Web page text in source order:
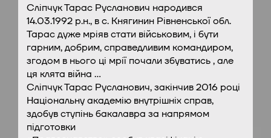
Сліпчук Тарас Русланович народився
14.03.1992 р.н., в с. Княгинин Рівненської обл.
Тарас дуже мріяв стати військовим, і бути
гарним, добрим, справедливим командиром,
згодом в нього ці мрії почали збуватись , але
ця клята війна …
Сліпчук Тарас Русланович, закінчив 2016 році
Національну академію внутрішніх справ,
здобув ступінь бакалавра за напрямом
підготовки